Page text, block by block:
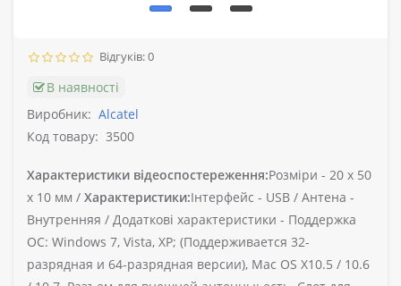
Відгуків: 0
В наявності
Виробник: Alcatel
Код товару: 3500
Характеристики відеоспостереження:Розміри - 20 х 50
х 10 мм / Характеристики:Інтерфейс - USB / Антена -
Внутренняя / Додаткові характеристики - Поддержка
ОС: Windows 7, Vista, XP; (Поддерживается 32-
разрядная и 64-разрядная версии), Mac OS X10.5 / 10.6